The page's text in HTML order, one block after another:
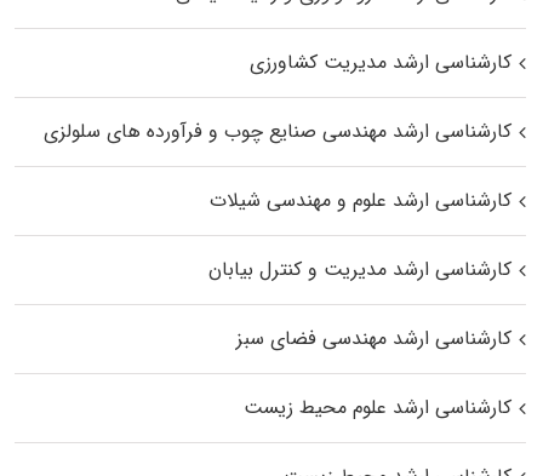
کارشناسی ارشد مدیریت کشاورزی
کارشناسی ارشد مهندسی صنایع چوب و فرآورده‌ های سلولزی
کارشناسی ارشد علوم و مهندسی شیلات
کارشناسی ارشد مدیریت و کنترل بیابان
کارشناسی ارشد مهندسی فضای سبز
کارشناسی ارشد علوم محیط‌ زیست